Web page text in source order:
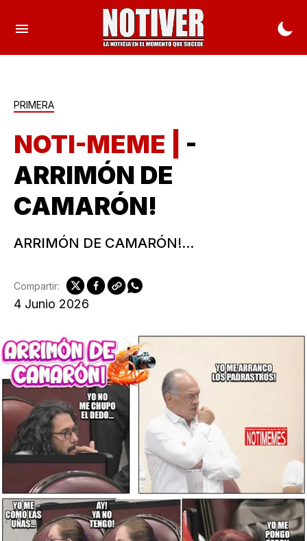
PRIMERA
NOTI-MEME | -
ARRIMÓN DE
CAMARÓN!
ARRIMÓN DE CAMARÓN!...
4 Junio 2026
Compartir: